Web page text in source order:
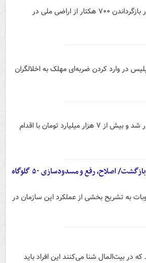
رئیس کل دادگستری استان مازندران، از اقدام به موقع و مؤثر دستگاه قضایی در بازگرداندن ۷۰۰ هکتار از اراضی ملی در
اقدام قاطع پلیس در وارد کردن ضربه‌ای مهلک به اخلالگران
دادستان تهران گفت: کیفرخواست متهمان یک پرونده فساد اقتصادی ارزی صادر شد و بیش از ۷ هزار میلیارد تومان با اقدام
۸۷۶ همت با ورود و پیگیری سازمان بازرسی در سه سال گذشته به بیت‌المال بازگشت/ اصلاح، رفع و مسدودسازی ۵۰ گلوگاه
به تشریح بخشی از عملکرد این سازمان در
بیت‌المال شنا می‌کنند این افراد باید